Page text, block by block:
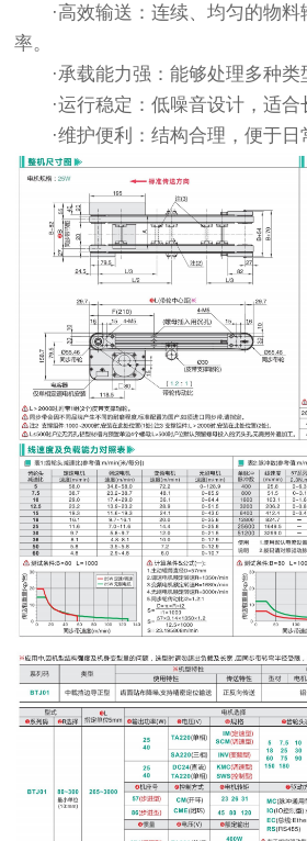
·高效输送：连续、均匀的物
率。
·承载能力强：能够处理多种类
·运行稳定：低噪音设计，适合
·维护便利：结构合理，便于日